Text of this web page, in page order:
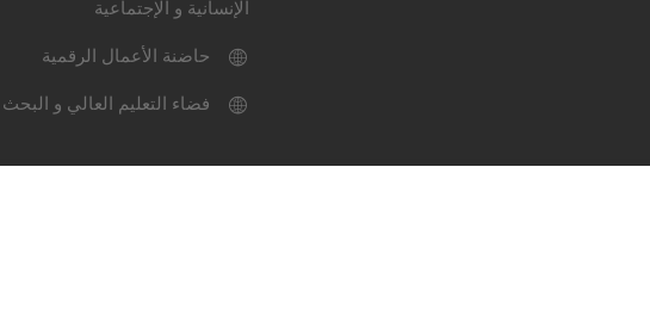
الإنسانية و الإجتماعية
حاضنة الأعمال الرقمية
فضاء التعليم العالي و